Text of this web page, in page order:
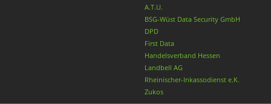
A.T.U.
BSG-Wüst Data Security GmbH
DPD
First Data
Handelsverband Hessen
Landbell AG
Rheinischer-Inkassodienst e.K.
Zukos